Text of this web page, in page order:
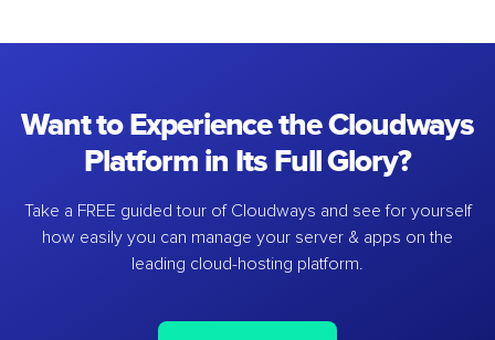
Want to Experience the Cloudways
Platform in Its Full Glory?
Take a FREE guided tour of Cloudways and see for yourself
how easily you can manage your server & apps on the
leading cloud-hosting platform.